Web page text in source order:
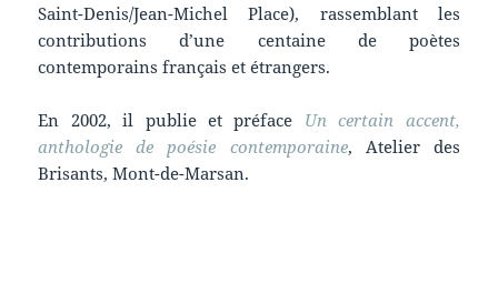
Saint-Denis/Jean-Michel Place), rassemblant les
contributions d’une centaine de poètes
contemporains français et étrangers.
En 2002, il publie et préface Un certain accent,
anthologie de poésie contemporaine, Atelier des
Brisants, Mont-de-Marsan.